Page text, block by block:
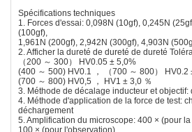
Spécifications techniques
1. Forces d'essai: 0,098N (10gf), 0,245N
(100gf),
1,961N (200gf), 2,942N (300gf), 4,903N
2. Afficher la dureté de dureté de dureté
（200 ～ 300） HV0.05 ± 5,0%
(400 ～ 500) HV0.1 ， （700 ～ 800） HV0.2
(700 ～ 800) HV0,5 ， HV1 ± 3,0 ％
3. Méthode de décalage inducteur et
4. Méthode d'application de la force de test:
déchargement
5. Amplification du microscope: 400 × (pour